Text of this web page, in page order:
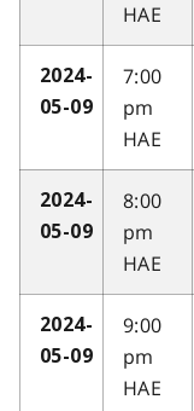
HAE
2024-
05-09
7:00
pm
HAE
2024-
05-09
8:00
pm
HAE
2024-
05-09
9:00
pm
HAE